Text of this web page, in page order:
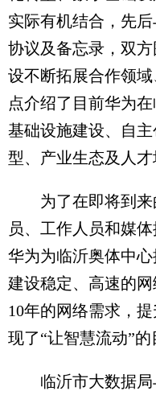
实际有机结合，先
协议及备忘录，双
设不断拓展合作领
点介绍了目前华为
基础设施建设、自
型、产业生态及人才
为了在即将到来
员、工作人员和媒
华为为临沂奥体中心
建设稳定、高速的
10年的网络需求，
现了“让智慧流动”的
临沂市大数据局